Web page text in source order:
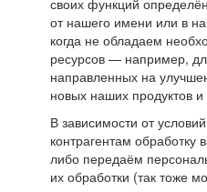
своих функций
от нашего имени или в
когда не обладаем
ресурсов — например,
направленных на
новых наших продуктов и
В зависимости от
контрагентам
либо передаём
их обработки (так тоже